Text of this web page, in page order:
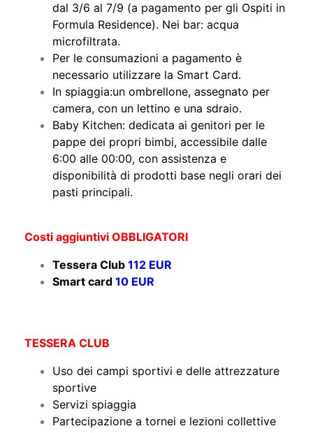
dal 3/6 al 7/9 (a pagamento per gli Ospiti in
Formula Residence). Nei bar: acqua
microfiltrata.
Per le consumazioni a pagamento è
necessario utilizzare la Smart Card.
In spiaggia:un ombrellone, assegnato per
camera, con un lettino e una sdraio.
Baby Kitchen: dedicata ai genitori per le
pappe dei propri bimbi, accessibile dalle
6:00 alle 00:00, con assistenza e
disponibilità di prodotti base negli orari dei
pasti principali.
Costi aggiuntivi OBBLIGATORI
Tessera Club 112 EUR
Smart card 10 EUR
TESSERA CLUB
Uso dei campi sportivi e delle attrezzature
sportive
Servizi spiaggia
Partecipazione a tornei e lezioni collettive